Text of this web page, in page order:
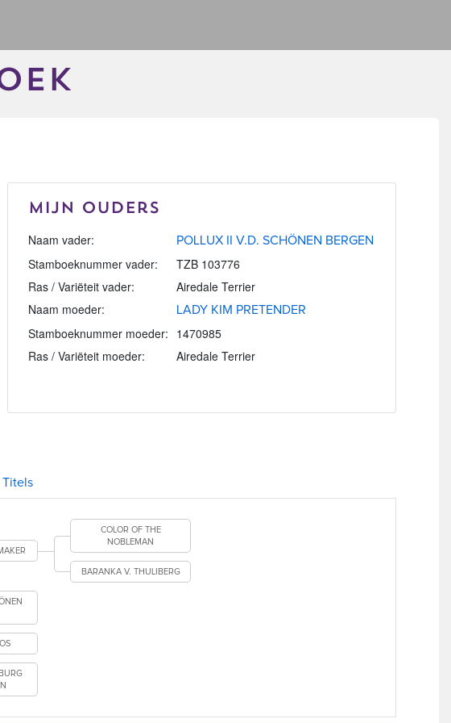
Mijn Ouders
Naam vader:
POLLUX II V.D. SCHÖNEN BERGEN
Stamboeknummer vader:
TZB 103776
Ras / Variëteit vader:
Airedale Terrier
Naam moeder:
LADY KIM PRETENDER
Stamboeknummer moeder: 1470985
Ras / Variëteit moeder:
Airedale Terrier
Titels
COLOR OF THE
NOBLEMAN
BARANKA V. THULIBERG